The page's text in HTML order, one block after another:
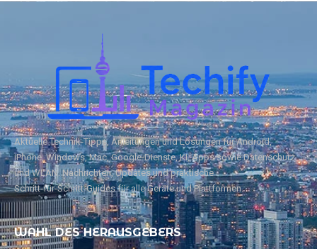
Aktuelle Technik‑Tipps, Anleitungen und Lösungen für Android,
iPhone, Windows, Mac, Google‑Dienste, KI, Apps sowie Datenschutz
und WLAN. Nachrichten, Updates und praktische
Schritt‑für‑Schritt‑Guides für alle Geräte und Plattformen.
WAHL DES HERAUSGEBERS